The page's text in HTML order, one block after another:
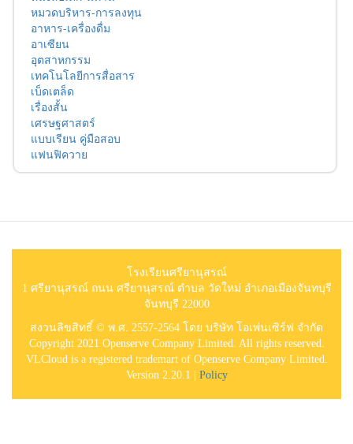
หมวดบริหาร-การลงทุน
อาหาร-เครื่องดื่ม
อาเซียน
อุตสาหกรรม
เทคโนโลยีการสื่อสาร
เบ็ดเตล็ด
เรื่องสั้น
เศรษฐศาสตร์
แบบเรียน คู่มือสอบ
แฟนฟิควาย
โรงเรียนศรียานุสรณ์
1 ศรียานุสรณ์ ถนน ศรียานุสรณ์ ตำบล วัดใหม่ อำเภอเมืองจันทบุรี
จันทบุรี 22000
สงวนลิขสิทธิ์ © พ.ศ. 2557-2564 โดย บริษัท โอเพ่นเซิร์ฟ จำกัด
Copyright 2021 Openserve Company Limited. All rights reserved.
VLCloud is a registered trademart of Openserve Company Limited.
Version 2.20.1 | Policy